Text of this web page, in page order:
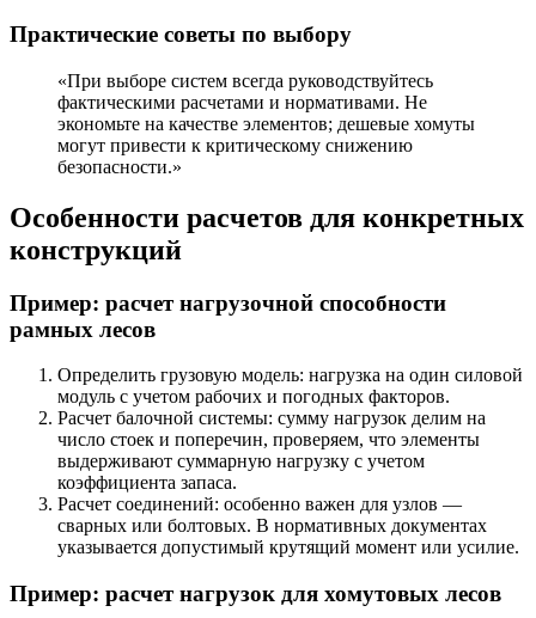
Практические советы по выбору
«При выборе систем всегда руководствуйтесь
фактическими расчетами и нормативами. Не
экономьте на качестве элементов; дешевые хомуты
могут привести к критическому снижению
безопасности.»
Особенности расчетов для конкретных
конструкций
Пример: расчет нагрузочной способности
рамных лесов
Определить грузовую модель: нагрузка на один силовой
модуль с учетом рабочих и погодных факторов.
Расчет балочной системы: сумму нагрузок делим на
число стоек и поперечин, проверяем, что элементы
выдерживают суммарную нагрузку с учетом
коэффициента запаса.
Расчет соединений: особенно важен для узлов —
сварных или болтовых. В нормативных документах
указывается допустимый крутящий момент или усилие.
Пример: расчет нагрузок для хомутовых лесов